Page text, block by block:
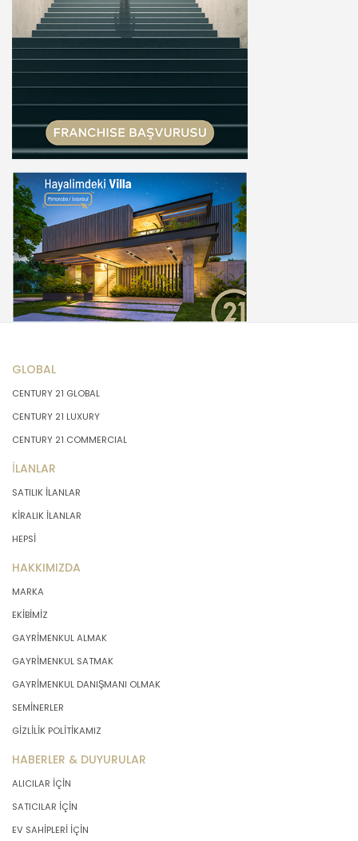
GLOBAL
CENTURY 21 GLOBAL
CENTURY 21 LUXURY
CENTURY 21 COMMERCIAL
İLANLAR
SATILIK İLANLAR
KİRALIK İLANLAR
HEPSİ
HAKKIMIZDA
MARKA
EKİBİMİZ
GAYRİMENKUL ALMAK
GAYRİMENKUL SATMAK
GAYRİMENKUL DANIŞMANI OLMAK
SEMİNERLER
GİZLİLİK POLİTİKAMIZ
HABERLER & DUYURULAR
ALICILAR İÇİN
SATICILAR İÇİN
EV SAHİPLERİ İÇİN